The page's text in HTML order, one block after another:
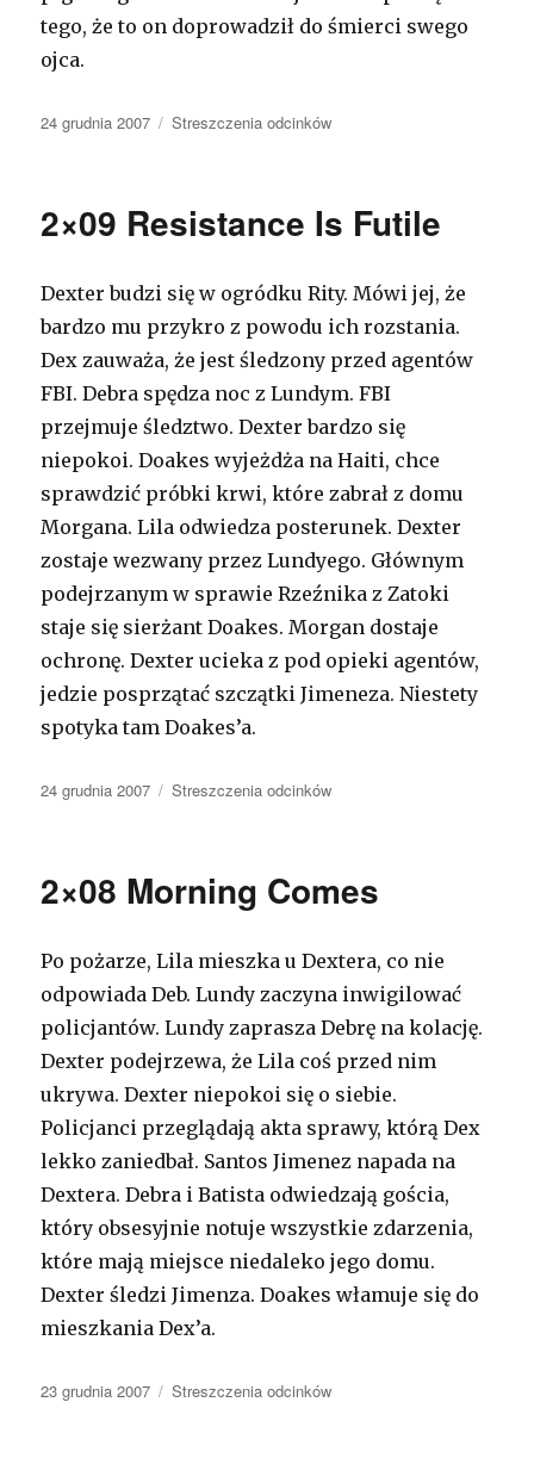
tego, że to on doprowadził do śmierci swego
ojca.
Opublikowano
24 grudnia 2007 Kategorie
Streszczenia odcinków
2×09 Resistance Is Futile
Dexter budzi się w ogródku Rity. Mówi jej, że
bardzo mu przykro z powodu ich rozstania.
Dex zauważa, że jest śledzony przed agentów
FBI. Debra spędza noc z Lundym. FBI
przejmuje śledztwo. Dexter bardzo się
niepokoi. Doakes wyjeżdża na Haiti, chce
sprawdzić próbki krwi, które zabrał z domu
Morgana. Lila odwiedza posterunek. Dexter
zostaje wezwany przez Lundyego. Głównym
podejrzanym w sprawie Rzeźnika z Zatoki
staje się sierżant Doakes. Morgan dostaje
ochronę. Dexter ucieka z pod opieki agentów,
jedzie posprzątać szczątki Jimeneza. Niestety
spotyka tam Doakes’a.
Opublikowano
24 grudnia 2007 Kategorie
Streszczenia odcinków
2×08 Morning Comes
Po pożarze, Lila mieszka u Dextera, co nie
odpowiada Deb. Lundy zaczyna inwigilować
policjantów. Lundy zaprasza Debrę na kolację.
Dexter podejrzewa, że Lila coś przed nim
ukrywa. Dexter niepokoi się o siebie.
Policjanci przeglądają akta sprawy, którą Dex
lekko zaniedbał. Santos Jimenez napada na
Dextera. Debra i Batista odwiedzają gościa,
który obsesyjnie notuje wszystkie zdarzenia,
które mają miejsce niedaleko jego domu.
Dexter śledzi Jimenza. Doakes włamuje się do
mieszkania Dex’a.
Opublikowano
23 grudnia 2007 Kategorie
Streszczenia odcinków